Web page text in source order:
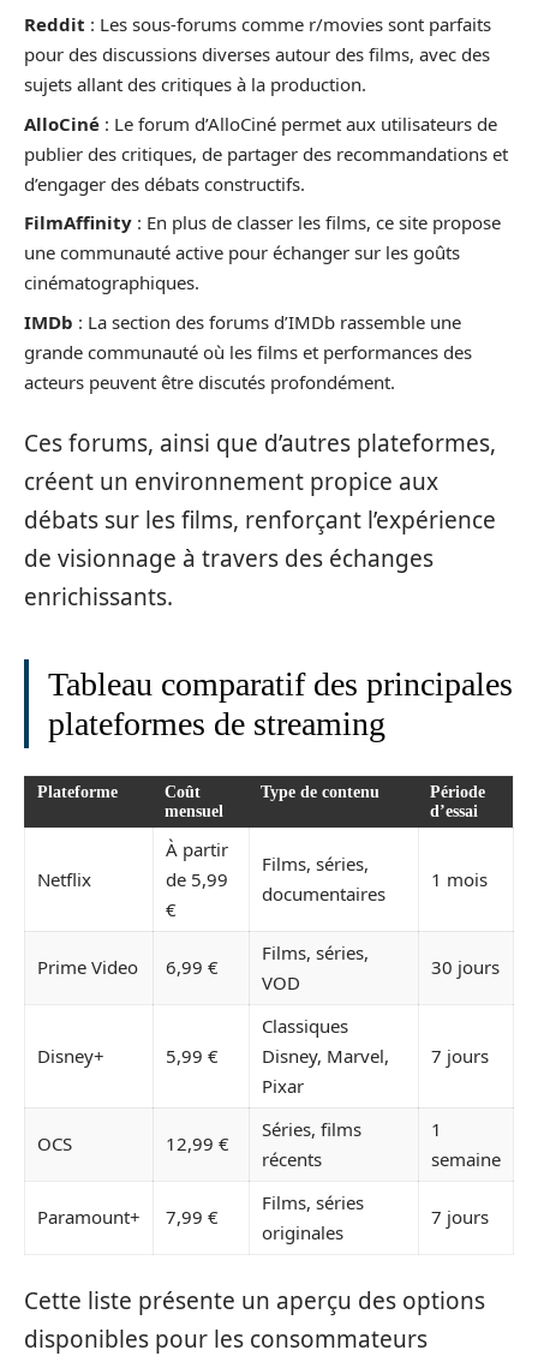
Reddit : Les sous-forums comme r/movies sont parfaits
pour des discussions diverses autour des films, avec des
sujets allant des critiques à la production.
AlloCiné : Le forum d’AlloCiné permet aux utilisateurs de
publier des critiques, de partager des recommandations et
d’engager des débats constructifs.
FilmAffinity : En plus de classer les films, ce site propose
une communauté active pour échanger sur les goûts
cinématographiques.
IMDb : La section des forums d’IMDb rassemble une
grande communauté où les films et performances des
acteurs peuvent être discutés profondément.
Ces forums, ainsi que d’autres plateformes,
créent un environnement propice aux
débats sur les films, renforçant l’expérience
de visionnage à travers des échanges
enrichissants.
Tableau comparatif des principales
plateformes de streaming
Plateforme
Coût
mensuel
Type de contenu
Période
d’essai
Netflix
À partir
de 5,99
€
Films, séries,
documentaires
1 mois
Prime Video 6,99 €
Films, séries,
VOD
30 jours
Disney+ 5,99 €
Classiques
Disney, Marvel,
Pixar
7 jours
OCS 12,99 €
Séries, films
récents
1
semaine
Paramount+ 7,99 €
Films, séries
originales
7 jours
Cette liste présente un aperçu des options
disponibles pour les consommateurs